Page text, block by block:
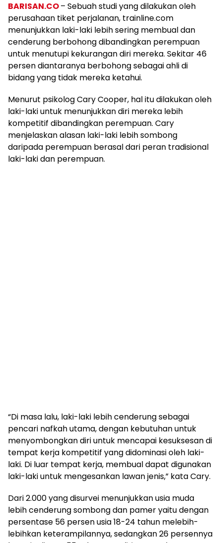
BARISAN.CO– Sebuah studi yang dilakukan oleh
perusahaan tiket perjalanan, trainline.com
menunjukkan laki-laki lebih sering membual dan
cenderung berbohong dibandingkan perempuan
untuk menutupi kekurangan diri mereka. Sekitar 46
persen diantaranya berbohong sebagai ahli di
bidang yang tidak mereka ketahui.
Menurut psikolog Cary Cooper, hal itu dilakukan oleh
laki-laki untuk menunjukkan diri mereka lebih
kompetitif dibandingkan perempuan. Cary
menjelaskan alasan laki-laki lebih sombong
daripada perempuan berasal dari peran tradisional
laki-laki dan perempuan.
“Di masa lalu, laki-laki lebih cenderung sebagai
pencari nafkah utama, dengan kebutuhan untuk
menyombongkan diri untuk mencapai kesuksesan di
tempat kerja kompetitif yang didominasi oleh laki-
laki. Di luar tempat kerja, membual dapat digunakan
laki-laki untuk mengesankan lawan jenis,” kata Cary.
Dari 2.000 yang disurvei menunjukkan usia muda
lebih cenderung sombong dan pamer yaitu dengan
persentase 56 persen usia 18-24 tahun melebih-
lebihkan keterampilannya, sedangkan 26 persennya